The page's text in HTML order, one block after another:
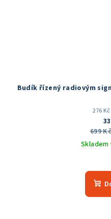
Budík řízený radiovým
276
699
Skladem